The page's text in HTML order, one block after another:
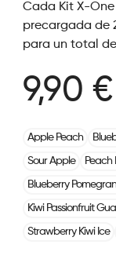
Cada Kit X-One
precargada de
para un total
9,90 €
Apple Peach
Sour Apple Peach
Blueberry
Kiwi Passionfruit
Strawberry Kiwi Ice